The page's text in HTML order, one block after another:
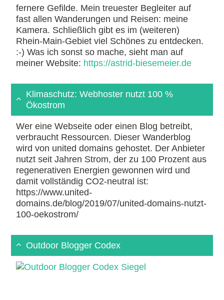
fernere Gefilde. Mein treuester Begleiter auf
fast allen Wanderungen und Reisen: meine
Kamera. Schließlich gibt es im (weiteren)
Rhein-Main-Gebiet viel Schönes zu entdecken.
:-) Was ich sonst so mache, sieht man auf
meiner Website: https://astrid-biesemeier.de
Klimaschutz: Webhoster nutzt 100 %
Ökostrom
Wer eine Webseite oder einen Blog betreibt,
verbraucht Ressourcen. Dieser Wanderblog
wird von united domains gehostet. Der Anbieter
nutzt seit Jahren Strom, der zu 100 Prozent aus
regenerativen Energien gewonnen wird und
damit vollständig CO2-neutral ist:
https://www.united-
domains.de/blog/2019/07/united-domains-nutzt-
100-oekostrom/
Outdoor Blogger Codex